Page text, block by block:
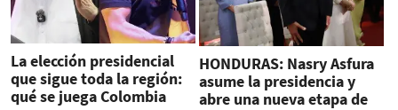
La elección presidencial
que sigue toda la región:
qué se juega Colombia
HONDURAS: Nasry Asfura
asume la presidencia y
abre una nueva etapa de